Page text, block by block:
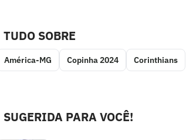
TUDO SOBRE
América-MG Copinha 2024 Corinthians
SUGERIDA PARA VOCÊ!